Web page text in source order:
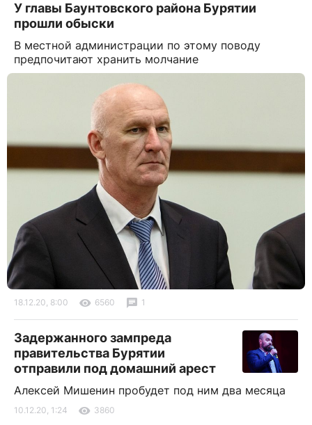
У главы Баунтовского района Бурятии
прошли обыски
В местной администрации по этому поводу
предпочитают хранить молчание
18.12.20, 8:00 6560 1
Задержанного зампреда
правительства Бурятии
отправили под домашний арест
Алексей Мишенин пробудет под ним два месяца
10.12.20, 1:24 3860